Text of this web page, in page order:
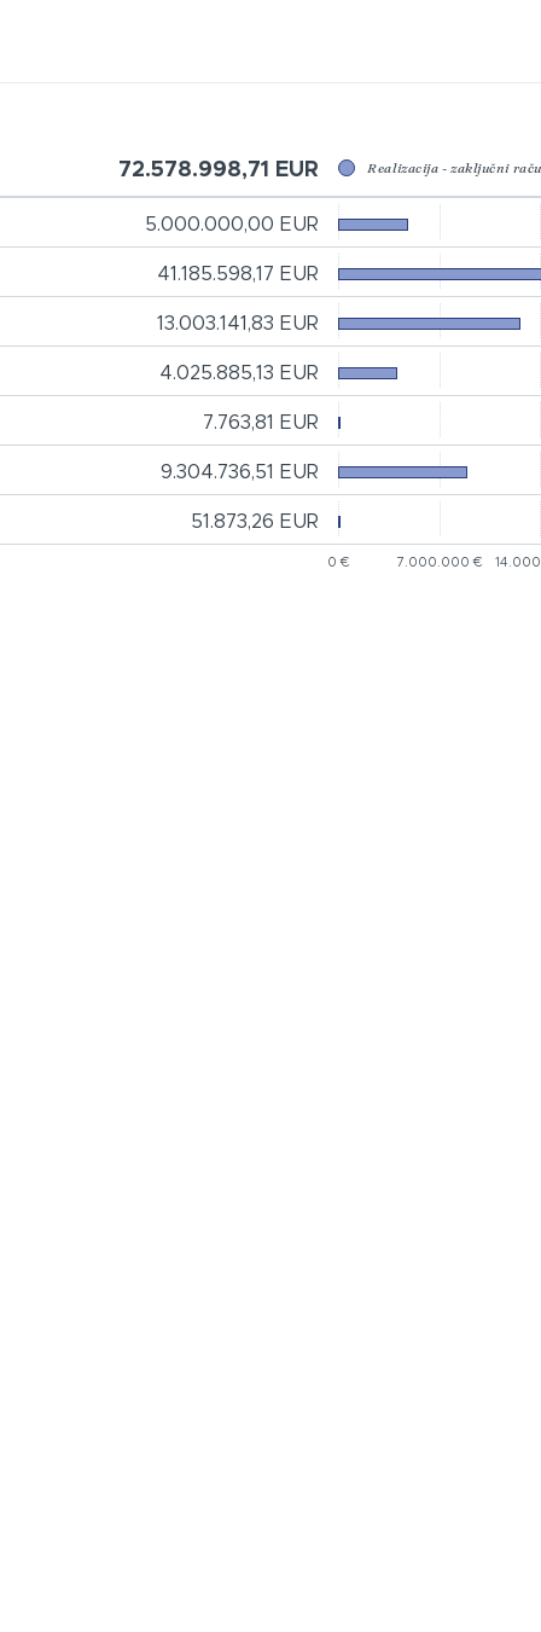
72.578.998,71 EUR Realizacija - zaključni
5.000.000,00 EUR
41.185.598,17 EUR
13.003.141,83 EUR
4.025.885,13 EUR
7.763,81 EUR
9.304.736,51 EUR
51.873,26 EUR
0 € 7.000.000 €